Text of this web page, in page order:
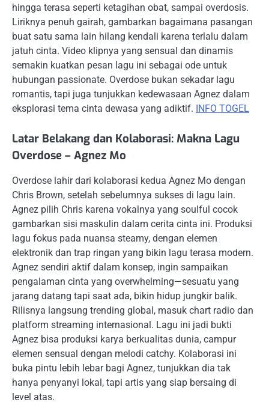
hingga terasa seperti ketagihan obat, sampai overdosis.
Liriknya penuh gairah, gambarkan bagaimana pasangan
buat satu sama lain hilang kendali karena terlalu dalam
jatuh cinta. Video klipnya yang sensual dan dinamis
semakin kuatkan pesan lagu ini sebagai ode untuk
hubungan passionate. Overdose bukan sekadar lagu
romantis, tapi juga tunjukkan kedewasaan Agnez dalam
eksplorasi tema cinta dewasa yang adiktif. INFO TOGEL
Latar Belakang dan Kolaborasi: Makna Lagu
Overdose – Agnez Mo
Overdose lahir dari kolaborasi kedua Agnez Mo dengan
Chris Brown, setelah sebelumnya sukses di lagu lain.
Agnez pilih Chris karena vokalnya yang soulful cocok
gambarkan sisi maskulin dalam cerita cinta ini. Produksi
lagu fokus pada nuansa steamy, dengan elemen
elektronik dan trap ringan yang bikin lagu terasa modern.
Agnez sendiri aktif dalam konsep, ingin sampaikan
pengalaman cinta yang overwhelming—sesuatu yang
jarang datang tapi saat ada, bikin hidup jungkir balik.
Rilisnya langsung trending global, masuk chart radio dan
platform streaming internasional. Lagu ini jadi bukti
Agnez bisa produksi karya berkualitas dunia, campur
elemen sensual dengan melodi catchy. Kolaborasi ini
buka pintu lebih lebar bagi Agnez, tunjukkan dia tak
hanya penyanyi lokal, tapi artis yang siap bersaing di
level atas.